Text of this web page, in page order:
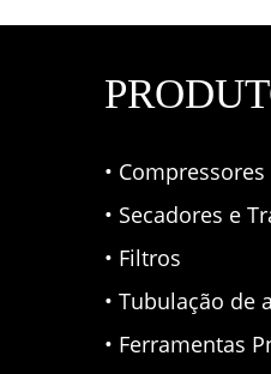
•
• Secadores e
• Filtros
• Tubulação de
• Ferramentas